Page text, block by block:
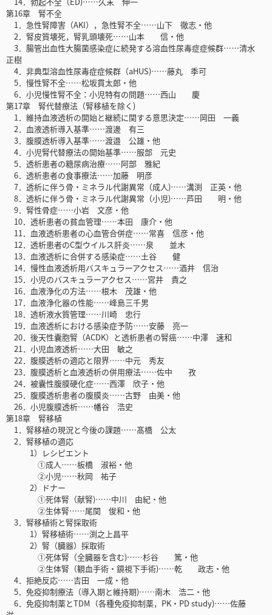
第16章 腎不全
1．急性腎障害（AKI），急性腎不全……山下 徹志・他
2．腎皮質壊死，腎乳頭壊死……山本 信・他
3．腸管出血性大腸菌感染症に続発する溶血性尿毒症症候群……清水
正樹
4．非典型溶血性尿毒症症候群（aHUS)……藤丸 季可
5．慢性腎不全……松坂貫太郎・他
6．小児慢性腎不全：小児特有の問題……西山 慶
第17章 腎代替療法（腎移植を除く)
1．維持血液透析の開始と継続に関する意思決定……岡田 一義
2．血液透析導入基準……渡邊 有三
3．腹膜透析導入基準……渡邉 公雄・他
4．小児腎代替療法の開始基準……服部 元史
5．透析患者の糖尿病治療……阿部 雅紀
6．透析患者の食事療法……加藤 明彦
7．透析に伴う骨・ミネラル代謝異常（成人)……溝渕 正英・他
8．透析に伴う骨・ミネラル代謝異常（小児)……芦田 明・他
9．腎性骨症……小岩 文彦・他
10．透析患者の貧血管理……本田 康介・他
11．血液透析患者の心血管合併症……常喜 信彦・他
12．透析患者のC型ウイルス肝炎……泉 並木
13．血液透析に合併する感染症……土谷 健
14．慢性血液透析用バスキュラーアクセス……酒井 信治
15．小児のバスキュラーアクセス……宮井 貴之
16．血液浄化の方法……根木 茂雄・他
17．血液浄化器の性能……峰島三千男
18．透析液水質管理……川崎 忠行
19．血液透析における感染症予防……安藤 亮一
20．後天性囊胞腎（ACDK）と透析患者の腎癌……中澤 速和
21．小児血液透析……大田 敏之
22．腹膜透析の適応と限界……中元 秀友
23．腹膜透析と血液透析の併用療法……佐中 孜
24．被囊性腹膜硬化症……西澤 欣子・他
25．腹膜透析患者の腹膜炎……古野 由美・他
26．小児腹膜透析……幡谷 浩史
第18章 腎移植
1．腎移植の現況と今後の課題……髙橋 公太
2．腎移植の適応
1）レシピエント
①成人……板橋 淑裕・他
②小児……秋岡 祐子
2）ドナー
①死体腎（献腎)……中川 由紀・他
②生体腎……尾関 俊和・他
3．腎移植術と腎採取術
1）腎移植術……渕之上昌平
2）腎（臓器）採取術
①死体腎（全臓器を含む)……杉谷 篤・他
②生体腎（観血手術・鏡視下手術)……乾 政志・他
4．拒絶反応……吉田 一成・他
5．免疫抑制療法（導入期と維持期)……南木 浩二・他
6．免疫抑制薬とTDM（各種免疫抑制薬，PK・PD study)……佐藤